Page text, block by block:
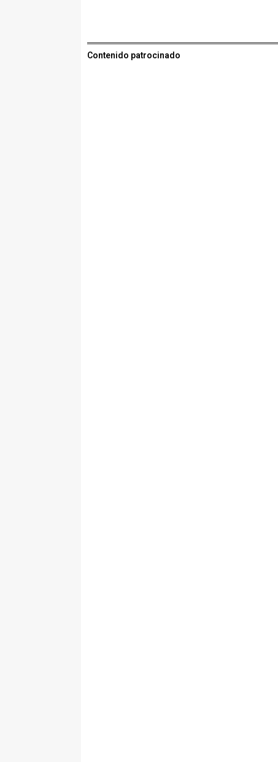
Contenido patrocinado